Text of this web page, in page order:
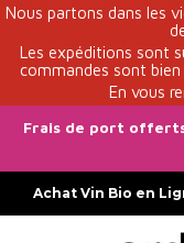
Nous partons dans les
Les expéditions sont
commandes sont
En vous
Frais de port
Achat Vin Bio en